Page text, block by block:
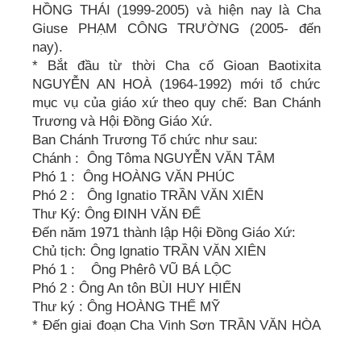
HỒNG THÁI (1999-2005) và hiện nay là Cha
Giuse PHẠM CÔNG TRƯỜNG (2005- đến
nay).
* Bắt đầu từ thời Cha cố Gioan Baotixita
NGUYỄN AN HOÀ (1964-1992) mới tổ chức
mục vụ của giáo xứ theo quy chế: Ban Chánh
Trương và Hội Đồng Giáo Xứ.
Ban Chánh Trương Tổ chức như sau:
Chánh : Ông Tôma NGUYỄN VĂN TÂM
Phó 1 : Ông HOÀNG VĂN PHÚC
Phó 2 : Ông Ignatio TRẦN VĂN XIỂN
Thư Ký: Ông ĐINH VĂN ĐỂ
Đến năm 1971 thành lập Hội Đồng Giáo Xứ:
Chủ tịch: Ông lgnatio TRẦN VĂN XIÊN
Phó 1 : Ông Phêrô VŨ BÁ LỘC
Phó 2 : Ông An tôn BÙI HUY HIẾN
Thư ký : Ông HOÀNG THẾ MỸ
* Đến giai đoạn Cha Vinh Sơn TRẦN VĂN HÒA